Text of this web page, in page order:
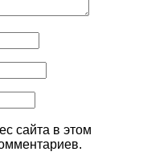
сайта в этом